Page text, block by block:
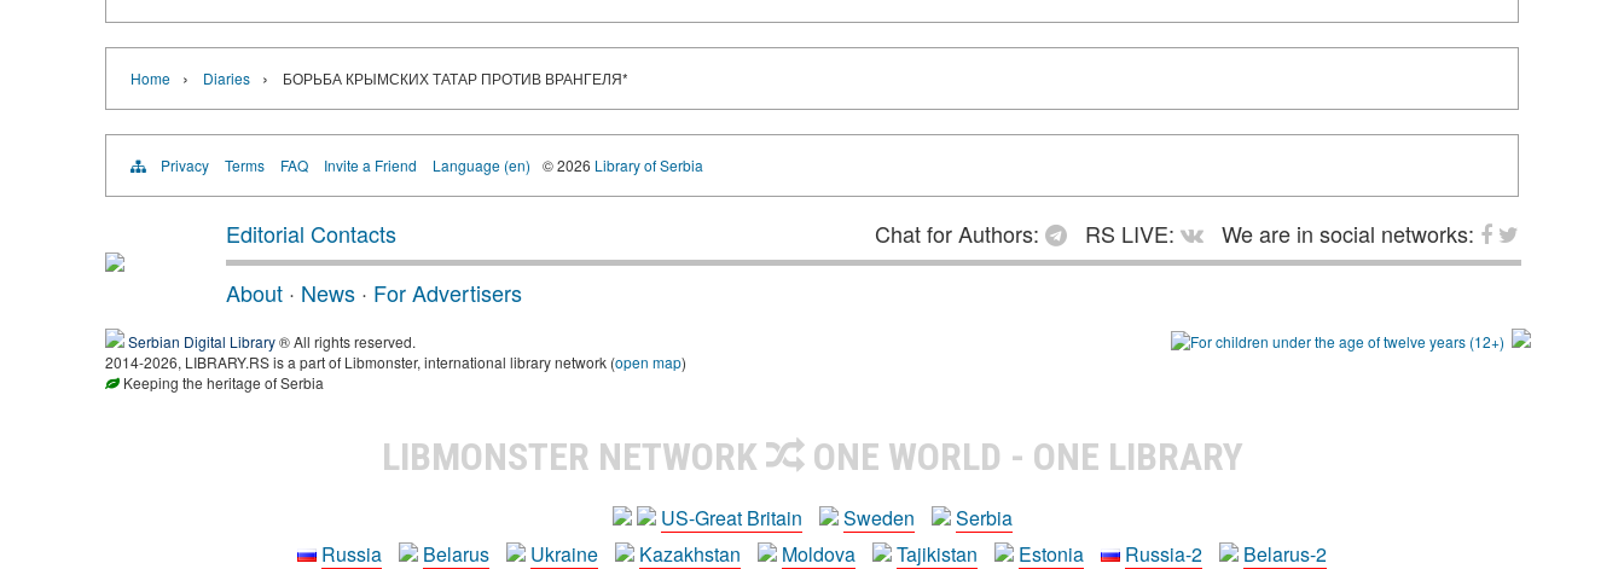
Home › Diaries › БОРЬБА КРЫМСКИХ ТАТАР ПРОТИВ ВРАНГЕЛЯ*
Privacy Terms FAQ Invite a Friend Language (en) © 2026 Library of Serbia
Editorial Contacts Chat for Authors: RS LIVE:
We are in social networks:
About · News · For Advertisers
Serbian Digital Library® All rights reserved.
2014-2026, LIBRARY.RS is a part of Libmonster, international library network (open map)
Keeping the heritage of Serbia
LIBMONSTER NETWORK ONE WORLD - ONE LIBRARY
US-Great Britain Sweden
Serbia
Russia
Belarus Ukraine Kazakhstan Moldova Tajikistan Estonia Russia-2 Belarus-2